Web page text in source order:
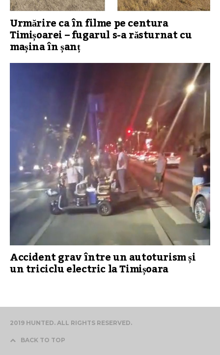
Urmărire ca în filme pe centura
Timișoarei – fugarul s-a răsturnat cu
mașina în șanț
Accident grav între un autoturism și
un triciclu electric la Timișoara
2019 HUNTED. ALL RIGHTS RESERVED.
BACK TO TOP